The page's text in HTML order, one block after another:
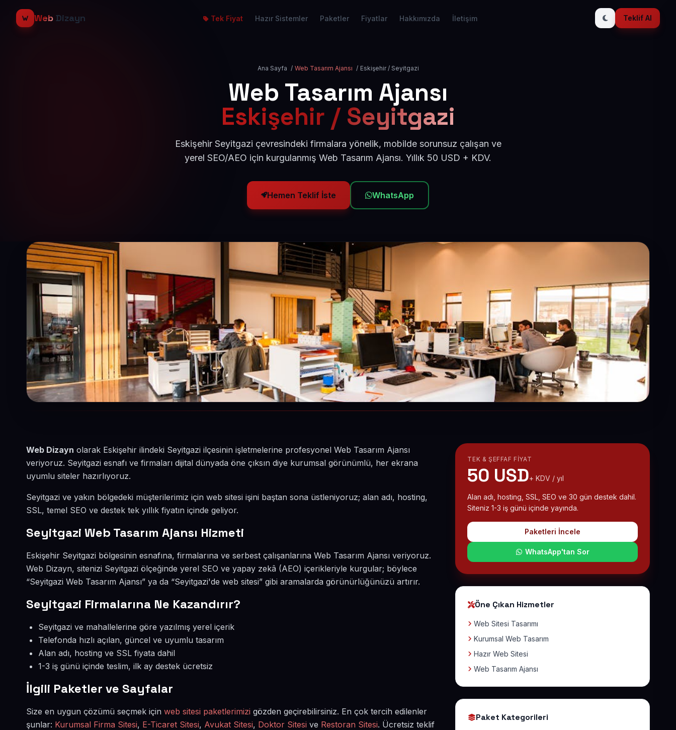
Web Dizayn Tek Fiyat Hazır Sistemler Paketler Fiyatlar Hakkımızda İletişim Teklif Al
Ana Sayfa / Web Tasarım Ajansı / Eskişehir / Seyitgazi
Web Tasarım Ajansı
Eskişehir / Seyitgazi
Eskişehir Seyitgazi çevresindeki firmalara yönelik, mobilde sorunsuz çalışan ve
yerel SEO/AEO için kurgulanmış Web Tasarım Ajansı. Yıllık 50 USD + KDV.
Hemen Teklif İste WhatsApp
Web Dizayn olarak Eskişehir ilindeki Seyitgazi ilçesinin işletmelerine profesyonel Web Tasarım Ajansı
veriyoruz. Seyitgazi esnafı ve firmaları dijital dünyada öne çıksın diye kurumsal görünümlü, her ekrana
uyumlu siteler hazırlıyoruz.
Seyitgazi ve yakın bölgedeki müşterilerimiz için web sitesi işini baştan sona üstleniyoruz; alan adı, hosting,
SSL, temel SEO ve destek tek yıllık fiyatın içinde geliyor.
Seyitgazi Web Tasarım Ajansı Hizmeti
Eskişehir Seyitgazi bölgesinin esnafına, firmalarına ve serbest çalışanlarına Web Tasarım Ajansı veriyoruz.
Web Dizayn, sitenizi Seyitgazi ölçeğinde yerel SEO ve yapay zekâ (AEO) içerikleriyle kurgular; böylece
“Seyitgazi Web Tasarım Ajansı” ya da “Seyitgazi'de web sitesi” gibi aramalarda görünürlüğünüzü artırır.
Seyitgazi Firmalarına Ne Kazandırır?
Seyitgazi ve mahallelerine göre yazılmış yerel içerik
Telefonda hızlı açılan, güncel ve uyumlu tasarım
Alan adı, hosting ve SSL fiyata dahil
1-3 iş günü içinde teslim, ilk ay destek ücretsiz
İlgili Paketler ve Sayfalar
Size en uygun çözümü seçmek için web sitesi paketlerimizi gözden geçirebilirsiniz. En çok tercih edilenler
şunlar: Kurumsal Firma Sitesi, E-Ticaret Sitesi, Avukat Sitesi, Doktor Sitesi ve Restoran Sitesi. Ücretsiz teklif
TEK & ŞEFFAF FIYAT
50 USD+ KDV / yıl
Alan adı, hosting, SSL, SEO ve 30 gün destek dahil.
Siteniz 1-3 iş günü içinde yayında.
Paketleri İncele
WhatsApp'tan Sor
Öne Çıkan Hizmetler
Web Sitesi Tasarımı
Kurumsal Web Tasarım
Hazır Web Sitesi
Web Tasarım Ajansı
Paket Kategorileri